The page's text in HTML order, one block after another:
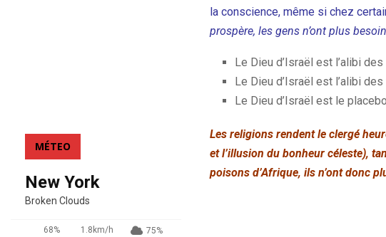
la conscience, même si chez
prospère, les gens n’ont plus
Le Dieu d’Israël est l’alibi
Le Dieu d’Israël est l’alibi
Le Dieu d’Israël est le
Les religions rendent le clergé
et l’illusion du bonheur céleste),
poisons d’Afrique, ils n’ont donc
MÉTEO
New York
Broken Clouds
68% 1.8km/h 75%